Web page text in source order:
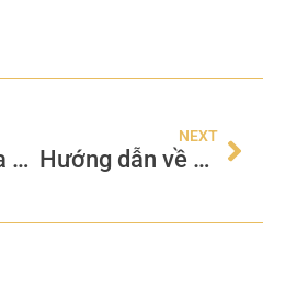
Cẩm nang lựa chọn Bánh xe dẫn động AGV/AMR: Tối đa hóa thời gian hoạt động & Giảm chi phí
NEXT
Hướng dẫn về các thành phần phần cứng AGV: Bộ điều khiển, Bộ truyền động, Bánh xe và Bộ giảm tốc